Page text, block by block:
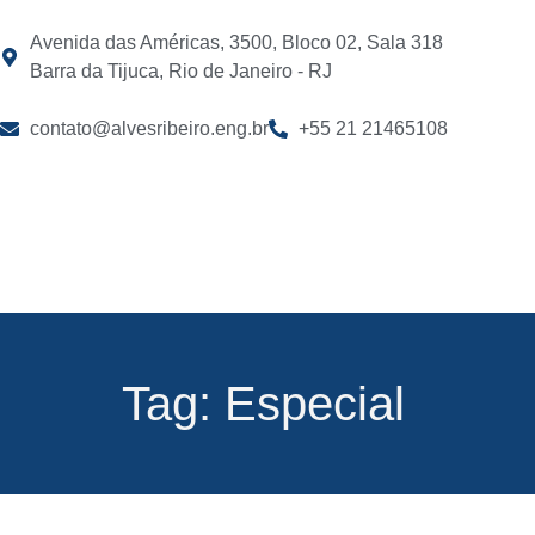
Avenida das Américas, 3500, Bloco 02, Sala 318
Barra da Tijuca, Rio de Janeiro - RJ
contato@alvesribeiro.eng.br +55 21 21465108
Tag: Especial